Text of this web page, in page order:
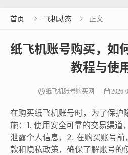
首页  飞机动态  正文
纸飞机账号购买，如
教程与使
纸飞机账号购买网 2026-
在购买纸飞机账号时，为了保护
施：1. 使用安全可靠的交易渠道
泄露个人信息，2. 在购买账号
款和隐私政策，确保了解账号的